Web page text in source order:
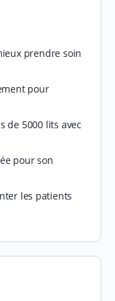
prendre soin
pour
de 5000 lits avec
pour son
les patients